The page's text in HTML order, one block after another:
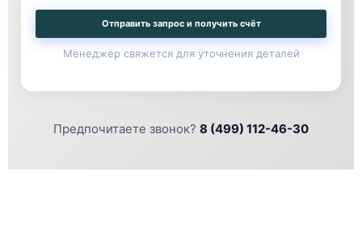
Отправить запрос и получить счёт
Менеджер свяжется для уточнения деталей
Предпочитаете звонок? 8 (499) 112-46-30